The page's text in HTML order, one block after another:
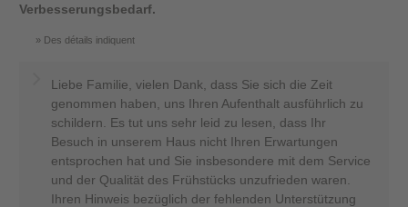
Verbesserungsbedarf.
Des détails indiquent
Liebe Familie, vielen Dank, dass Sie sich die Zeit
genommen haben, uns Ihren Aufenthalt ausführlich zu
schildern. Es tut uns sehr leid zu lesen, dass Ihr
Besuch in unserem Haus nicht Ihren Erwartungen
entsprochen hat und Sie insbesondere mit dem Service
und der Qualität des Frühstücks unzufrieden waren.
Ihren Hinweis bezüglich der fehlenden Unterstützung